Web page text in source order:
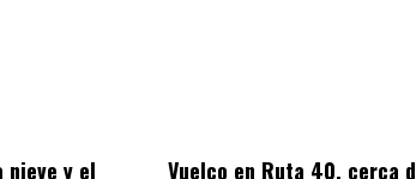
nieve y el Vuelco en Ruta 40, cerca